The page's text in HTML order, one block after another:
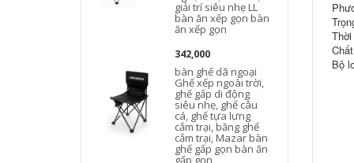
giải trí siêu nhẹ LL
bàn ăn xếp gọn bàn
ăn xếp gọn
342,000
bàn ghế dã ngoại
Ghế xếp ngoài trời,
ghế gấp di động
siêu nhẹ, ghế câu
cá, ghế tựa lưng
cắm trại, băng ghế
cắm trại, Mazar bàn
ghế gấp gọn bàn ăn
gấp gọn
Bộ